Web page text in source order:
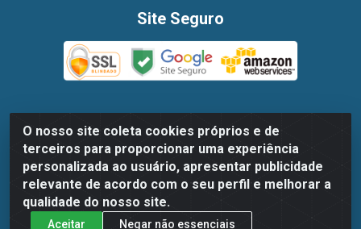
O nosso site coleta cookies próprios e de
terceiros para proporcionar uma experiência
personalizada ao usuário, apresentar publicidade
relevante de acordo com o seu perfil e melhorar a
qualidade do nosso site.
Aceitar Negar não essenciais
Site Seguro
Dispan Distribuidora de Alimentos LTDA - Avenida Marechal
Mascarenhas De Moraes, 1048- Imbiribeira, Recife/PE - CEP
51.170-000 - CNPJ 30.779.584/0003-78